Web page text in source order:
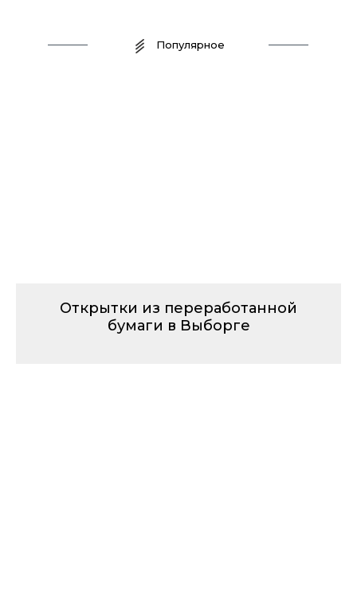
Популярное
Открытки из переработанной
бумаги в Выборге